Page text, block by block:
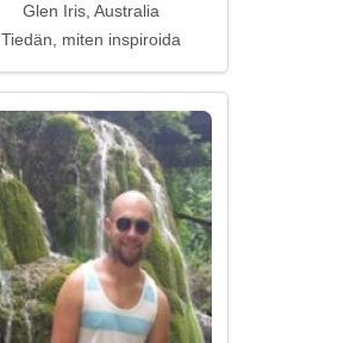
Glen Iris, Australia
Tiedän, miten inspiroida